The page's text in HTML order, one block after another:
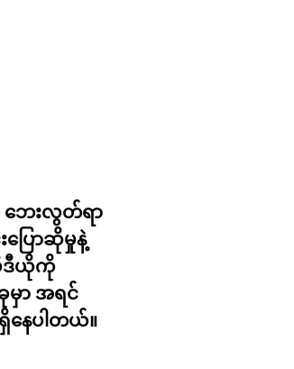
ဘေးလွတ်ရာ
ြောဆိုမှုနဲ့
ဒီယိုကို
မှာ အရင်
နေပါတယ်။